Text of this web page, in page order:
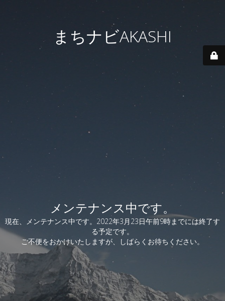
まちナビAKASHI
メンテナンス中です。
現在、メンテナンス中です。2022年3月23日午前9時までには終了す
る予定です。
ご不便をおかけいたしますが、しばらくお待ちください。